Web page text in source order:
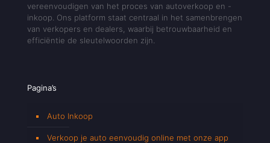
vereenvoudigen van het proces van autoverkoop en -
inkoop. Ons platform staat centraal in het samenbrengen
van verkopers en dealers, waarbij betrouwbaarheid en
efficiëntie de sleutelwoorden zijn.
Pagina’s
Auto Inkoop
Verkoop je auto eenvoudig online met onze app